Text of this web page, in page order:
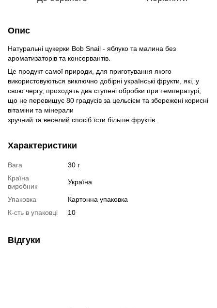
Опис
Натуральні цукерки Bob Snail - яблуко та малина без
ароматизаторів та консервантів.
Це продукт самої природи, для приготування якого
використовуються виключно добірні українські фрукти, які, у
свою чергу, проходять два ступені обробки при температурі,
що не перевищує 80 градусів за цельсієм та збережені корисні
вітаміни та мінерали
зручний та веселий спосіб їсти більше фруктів.
Характеристики
Вага
30 г
Країна
виробник
Україна
Упаковка
Картонна упаковка
К-сть в упаковці
10
Відгуки